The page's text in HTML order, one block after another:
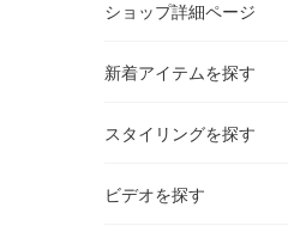
ショップ詳細ページ
新着アイテムを探す
スタイリングを探す
ビデオを探す